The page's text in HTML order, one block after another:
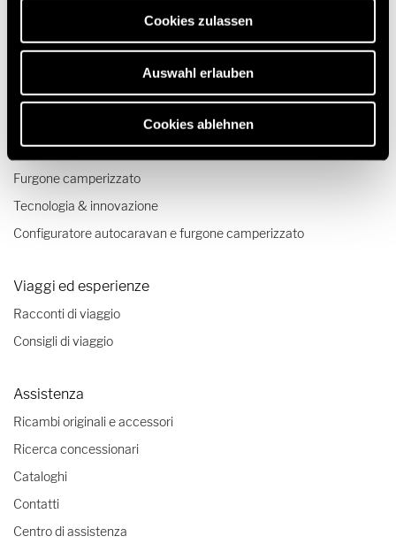
erforderlich sind.
Cookies zulassen
Auswahl erlauben
Cookies ablehnen
Modelli & tecnologia
Camper Mercedes
Furgone camperizzato
Tecnologia & innovazione
Configuratore autocaravan e furgone camperizzato
Viaggi ed esperienze
Racconti di viaggio
Consigli di viaggio
Assistenza
Ricambi originali e accessori
Ricerca concessionari
Cataloghi
Contatti
Centro di assistenza